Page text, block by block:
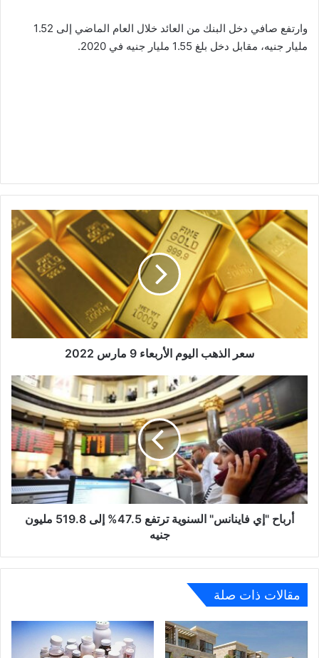
وارتفع صافي دخل البنك من العائد خلال العام الماضي إلى 1.52
مليار جنيه، مقابل دخل بلغ 1.55 مليار جنيه في 2020.
سعر
الذهب
اليوم
مارس
2022
سعر الذهب اليوم الأربعاء 9 مارس 2022
فاينانس"
السنوية
ترتفع
47.5%
إلى
519.8
مليون
جنيه
أرباح "إي فاينانس" السنوية ترتفع 47.5% إلى 519.8 مليون
جنيه
مقالات ذات صلة